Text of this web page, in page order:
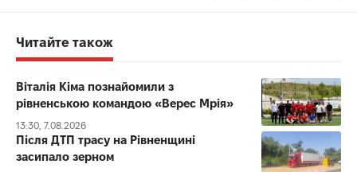
Читайте також
Віталія Кіма познайомили з
рівненською командою «Верес Мрія»
13:30, 7.08.2026
Після ДТП трасу на Рівненщині
засипало зерном